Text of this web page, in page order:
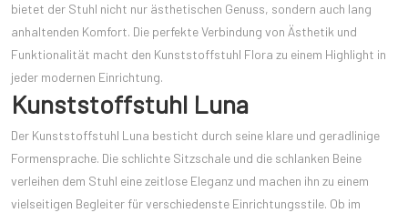
bietet der Stuhl nicht nur ästhetischen Genuss, sondern auch lang
anhaltenden Komfort. Die perfekte Verbindung von Ästhetik und
Funktionalität macht den Kunststoffstuhl Flora zu einem Highlight in
jeder modernen Einrichtung.
Kunststoffstuhl Luna
Der Kunststoffstuhl Luna besticht durch seine klare und geradlinige
Formensprache. Die schlichte Sitzschale und die schlanken Beine
verleihen dem Stuhl eine zeitlose Eleganz und machen ihn zu einem
vielseitigen Begleiter für verschiedenste Einrichtungsstile. Ob im